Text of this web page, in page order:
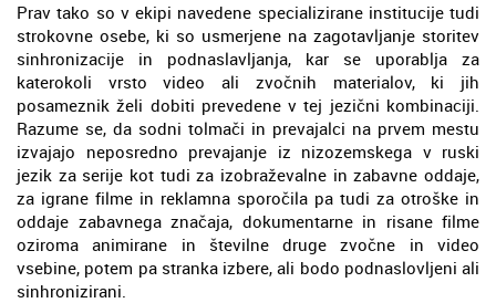
Prav tako so v ekipi navedene specializirane institucije tudi
strokovne osebe, ki so usmerjene na zagotavljanje storitev
sinhronizacije in podnaslavljanja, kar se uporablja za
katerokoli vrsto video ali zvočnih materialov, ki jih
posameznik želi dobiti prevedene v tej jezični kombinaciji.
Razume se, da sodni tolmači in prevajalci na prvem mestu
izvajajo neposredno prevajanje iz nizozemskega v ruski
jezik za serije kot tudi za izobraževalne in zabavne oddaje,
za igrane filme in reklamna sporočila pa tudi za otroške in
oddaje zabavnega značaja, dokumentarne in risane filme
oziroma animirane in številne druge zvočne in video
vsebine, potem pa stranka izbere, ali bodo podnaslovljeni ali
sinhronizirani.